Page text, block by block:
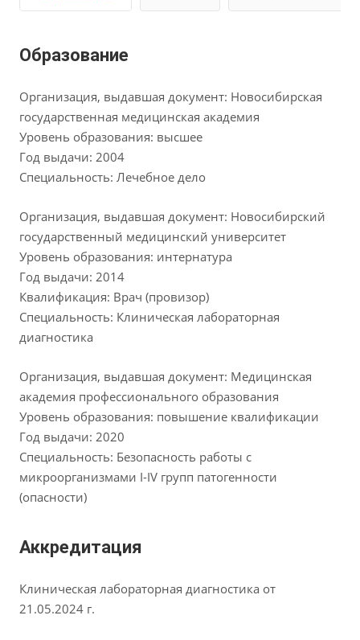
Образование
Организация, выдавшая документ: Новосибирская
государственная медицинская академия
Уровень образования: высшее
Год выдачи: 2004
Специальность: Лечебное дело
Организация, выдавшая документ: Новосибирский
государственный медицинский университет
Уровень образования: интернатура
Год выдачи: 2014
Квалификация: Врач (провизор)
Специальность: Клиническая лабораторная
диагностика
Организация, выдавшая документ: Медицинская
академия профессионального образования
Уровень образования: повышение квалификации
Год выдачи: 2020
Специальность: Безопасность работы с
микроорганизмами I-IV групп патогенности
(опасности)
Аккредитация
Клиническая лабораторная диагностика от
21.05.2024 г.